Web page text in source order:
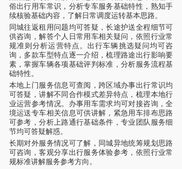
俗出行用车常识，分析专车服务基础特性，熟知手
续核验基础内容，了解日常调度运转基本思路。
同城往返租用问题均可答疑，长途护送全程细节可
供咨询，解答个人日常用车相关疑问，依照行业常
规准则分析运营特点。出行车辆挑选疑问均可咨
询，多款车型特点逐一介绍，梳理路途出行影响要
素，掌握车辆各项基础评判标准，分析服务流程基
础特性。
本地上门服务信息可查阅，跨区域办事出行常识均
可答疑，讲解不同合作模式差异特点，梳理本地行
业运营参考情况。办事用车需求均可对接咨询，全
境运送专车相关信息可供讲解，紧急用车排布思路
可参考，分析上路通行基础条件，专业团队服务细
节均可答疑解惑。
长期对外服务情况可了解，同城异地统筹规划思路
可咨询，客观分享出行服务体验参考，依照行业常
规标准讲解服务参考方向。